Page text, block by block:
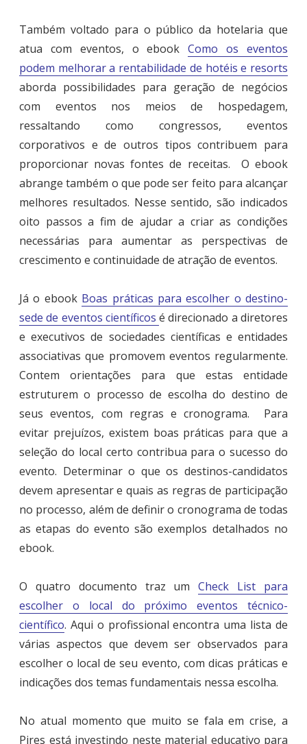
Também voltado para o público da hotelaria que
atua com eventos, o ebookComo os eventos
podem melhorar a rentabilidade de hotéis e resorts
aborda possibilidades para geração de negócios
com eventos nos meios de hospedagem,
ressaltando como congressos, eventos
corporativos e de outros tipos contribuem para
proporcionar novas fontes de receitas. O ebook
abrange também o que pode ser feito para alcançar
melhores resultados. Nesse sentido, são indicados
oito passos a fim de ajudar a criar as condições
necessárias para aumentar as perspectivas de
crescimento e continuidade de atração de eventos.
Já o ebook Boas práticas para escolher o destino-
sede de eventos científicosé direcionado a diretores
e executivos de sociedades científicas e entidades
associativas que promovem eventos regularmente.
Contem orientações para que estas entidade
estruturem o processo de escolha do destino de
seus eventos, com regras e cronograma. Para
evitar prejuízos, existem boas práticas para que a
seleção do local certo contribua para o sucesso do
evento. Determinar o que os destinos-candidatos
devem apresentar e quais as regras de participação
no processo, além de definir o cronograma de todas
as etapas do evento são exemplos detalhados no
ebook.
O quatro documento traz umCheck List para
escolher o local do próximo eventos técnico-
científico. Aqui o profissional encontra uma lista de
várias aspectos que devem ser observados para
escolher o local de seu evento, com dicas práticas e
indicações dos temas fundamentais nessa escolha.
No atual momento que muito se fala em crise, a
Pires está investindo neste material educativo para